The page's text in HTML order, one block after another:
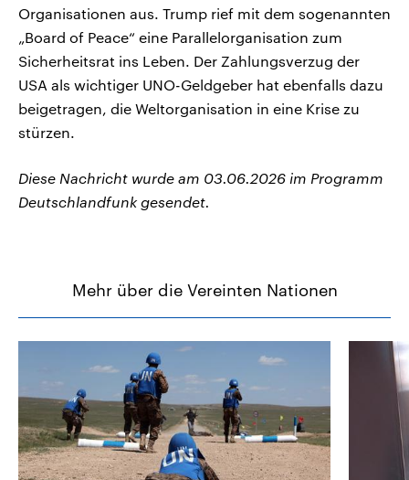
Organisationen aus. Trump rief mit dem sogenannten
„Board of Peace“ eine Parallelorganisation zum
Sicherheitsrat ins Leben. Der Zahlungsverzug der
USA als wichtiger UNO-Geldgeber hat ebenfalls dazu
beigetragen, die Weltorganisation in eine Krise zu
stürzen.
Diese Nachricht wurde am 03.06.2026 im Programm
Deutschlandfunk gesendet.
Mehr über die Vereinten Nationen